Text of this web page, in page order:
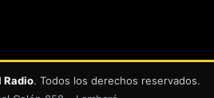
Radio. Todos los derechos reservados.